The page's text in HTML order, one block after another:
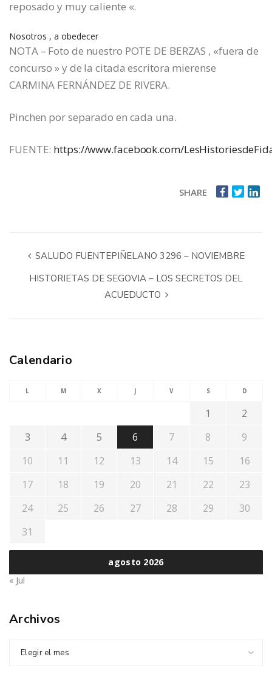
reposado y muy caliente «.
Nosotros , a obedecer
NOTA – Foto de nuestro POTE DE BERZAS , «fuera de
concurso » y de la citada escritora mierense
CARMINA FERNÁNDEZ DE RIVERA.
Pinchen por separado en cada una.
FUENTE: https://www.facebook.com/
SHARE
SALUDO FUENTEPIÑELANO 3296 – NOVIEMBRE
HISTORIETAS DE SEGOVIA – LOS SECRETOS DEL
ACUEDUCTO
Calendario
agosto 2026
L M X J V S D
1
2
3
4 5 6 7 8
9
10
11 12 13 14 15
16
17
18 19 20 21 22
23
24
25 26 27 28 29
30
31
« Jul
Archivos
Elegir el mes